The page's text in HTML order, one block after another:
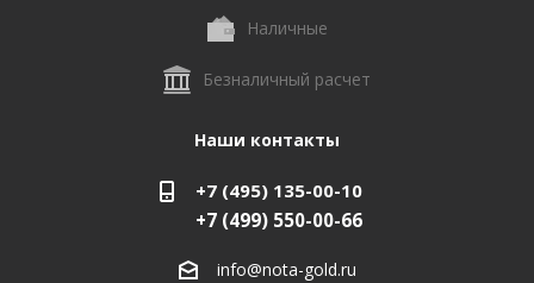
Наличные
Безналичный расчет
Наши контакты
+7 (495) 135-00-10
+7 (499) 550-00-66
info@nota-gold.ru